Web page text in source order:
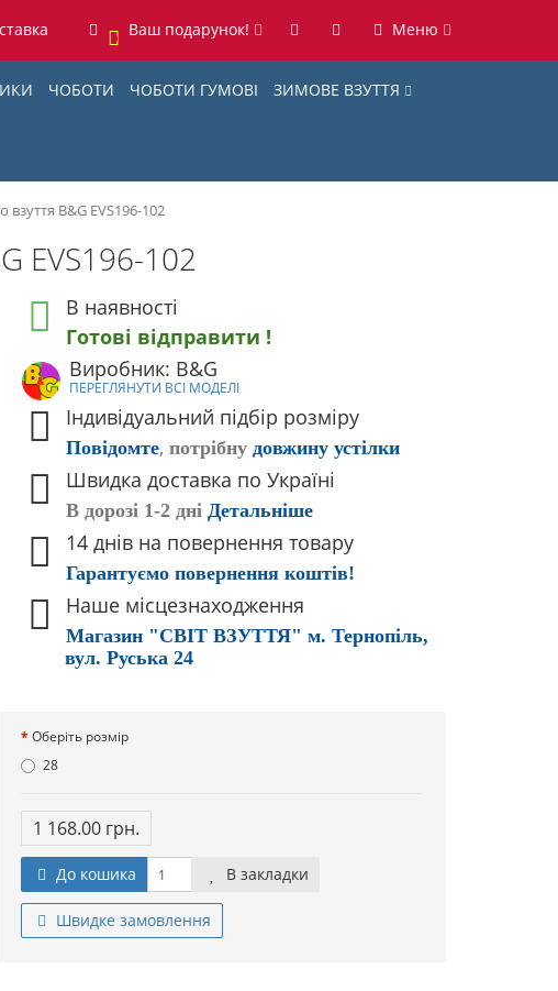
0 Ваш подарунок! Меню
ЧОБОТИ ЧОБОТИ ГУМОВІ ЗИМОВЕ ВЗУТТЯ
взуття B&G EVS196-102
EVS196-102
В наявності
Готові відправити !
Виробник: B&G
ПЕРЕГЛЯНУТИ ВСІ МОДЕЛІ
Індивідуальний підбір розміру
Повідомте, потрібну довжину устілки
Швидка доставка по Україні
В дорозі 1-2 дні Детальніше
14 днів на повернення товару
Гарантуємо повернення коштів!
Наше місцезнаходження
Магазин "СВІТ ВЗУТТЯ" м. Тернопіль,
вул. Руська 24
Оберіть розмір
28
1 168.00 грн.
До кошика В закладки
Швидке замовлення